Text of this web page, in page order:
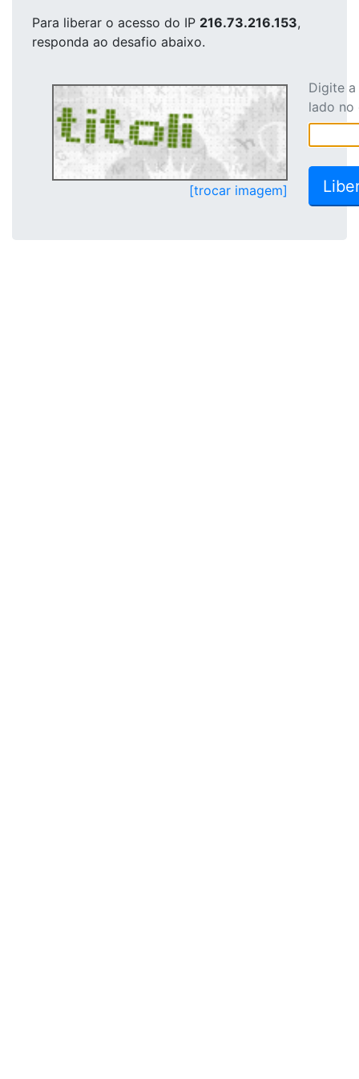
Para liberar o acesso do IP 216.73.216.153,
responda ao desafio abaixo.
[trocar imagem]
Digite
lado no